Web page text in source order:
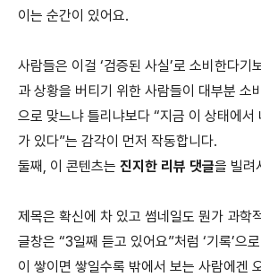
이는 순간이 있어요.
사람들은 이걸 ‘검증된 사실’로 소비한다기
과 상황을 버티기 위한 사람들이 대부분 소
으로 맞느냐 틀리냐보다 “지금 이 상태에서
가 있다”는 감각이 먼저 작동합니다.
둘째, 이 콘텐츠는 진지한 리뷰 댓글을 빌려
제목은 확신에 차 있고 썸네일도 뭔가 과학
글창은 “3일째 듣고 있어요”처럼 ‘기록’으
이 쌓이면 쌓일수록 밖에서 보는 사람에겐